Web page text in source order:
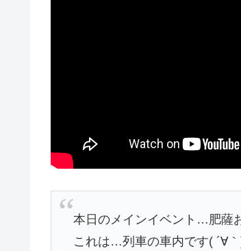
本日のメインイベント…肥薩
これは…列車の車内です( ´∀